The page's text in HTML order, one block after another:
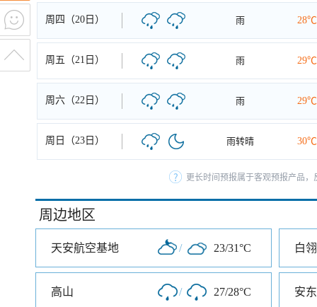
周四（20日） 雨 28℃
周五（21日） 雨 29℃
周六（22日） 雨 29℃
周日（23日） 雨转晴 30℃
更长时间预报属于客观预报产品
周边地区
天安航空基地 / 23/31°C 白
高山 / 27/28°C 安东